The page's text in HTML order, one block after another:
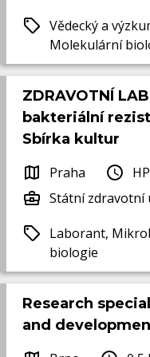
Vědecký a
Molekulární
ZDRAVOTNÍ
bakteriální
Sbírka kultur
Praha
Státní zdravotní
Laborant,
biologie
Research
and